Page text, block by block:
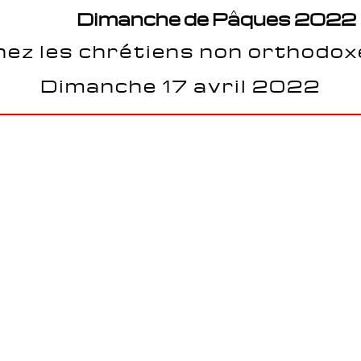
Dimanche de Pâques 2022
les chrétiens non
Dimanche 17 avril 2022